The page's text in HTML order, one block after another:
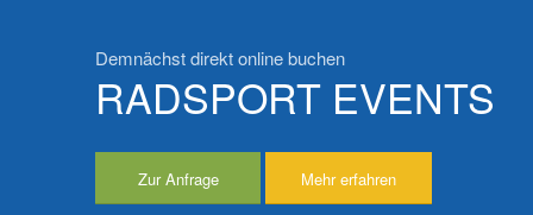
Demnächst direkt online buchen
RADSPORT EVENTS
Zur Anfrage Mehr erfahren